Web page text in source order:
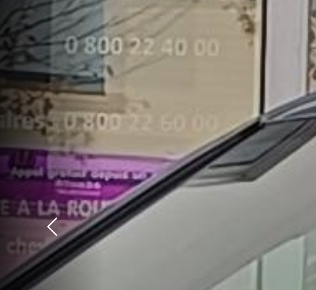
Précédent